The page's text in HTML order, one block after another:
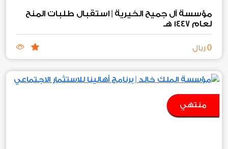
مؤسسة آل جميح الخيرية | استقبال طلبات المنح
لعام ١٤٤٧ هـ
0 ريال
منتهي